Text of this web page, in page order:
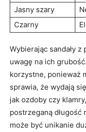
Jasny szary
Czarny
Wybierając sandały
uwagę na ich
korzystne, ponieważ
sprawia, że wydają
jak ozdoby czy
postrzeganą długość
może być unikanie